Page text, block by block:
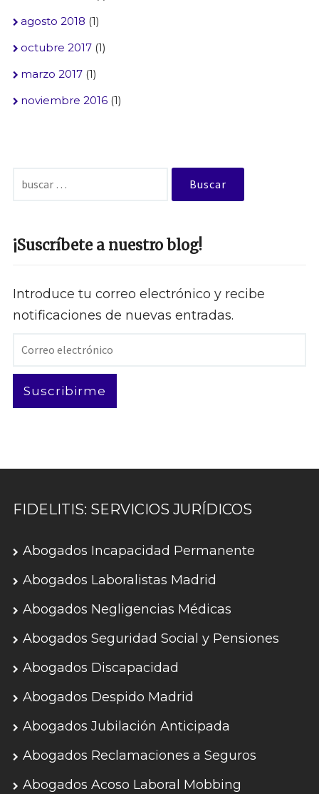
agosto 2018 (1)
octubre 2017(1)
marzo 2017(1)
noviembre 2016(1)
¡Suscríbete a nuestro blog!
Introduce tu correo electrónico y recibe
notificaciones de nuevas entradas.
Correo
Suscribirme
FIDELITIS: SERVICIOS JURÍDICOS
Abogados Incapacidad Permanente
Abogados Laboralistas Madrid
Abogados Negligencias Médicas
Abogados Seguridad Social y Pensiones
Abogados Discapacidad
Abogados Despido Madrid
Abogados Jubilación Anticipada
Abogados Reclamaciones a Seguros
Abogados Acoso Laboral Mobbing